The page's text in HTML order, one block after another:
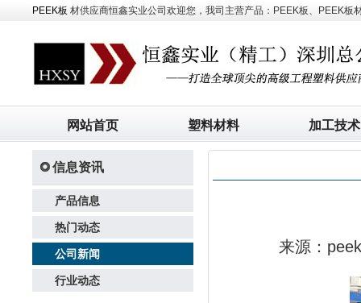
PEEK板 材供应商恒鑫实业公司欢迎您，我司主营产品：PEEK板、PEEK板
网站首页 塑料材料 加工技术
信息资讯
产品信息
热门动态
公司新闻
行业动态
来源：